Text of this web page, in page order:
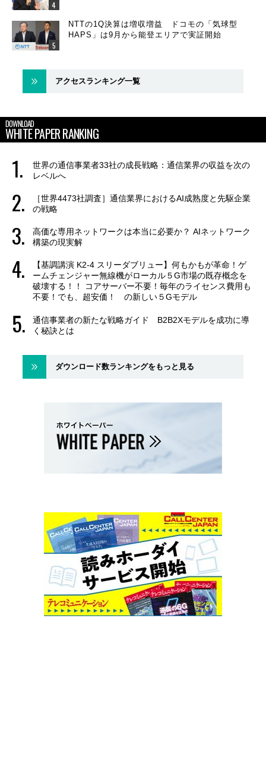
NTTの1Q決算は増収増益 ドコモの「気球型
HAPS」は9月から能登エリアで実証開始
アクセスランキング一覧
DOWNLOAD
WHITE PAPER RANKING
世界の通信事業者33社の成長戦略：通信業界の収益を次の
レベルへ
［世界4473社調査］通信業界におけるAI成熟度と先駆企業
の戦略
高価な専用ネットワークは本当に必要か？ AIネットワーク
構築の現実解
【基調講演 K2-4 スリーダブリュー】何もかもが革命！ゲ
ームチェンジャー無線機がローカル５G市場の既存概念を
破壊する！！ コアサーバー不要！毎年のライセンス費用も
不要！でも、超安価！ の新しい５Gモデル
通信事業者の新たな戦略ガイド B2B2Xモデルを成功に導
く秘訣とは
ダウンロード数ランキングをもっと見る